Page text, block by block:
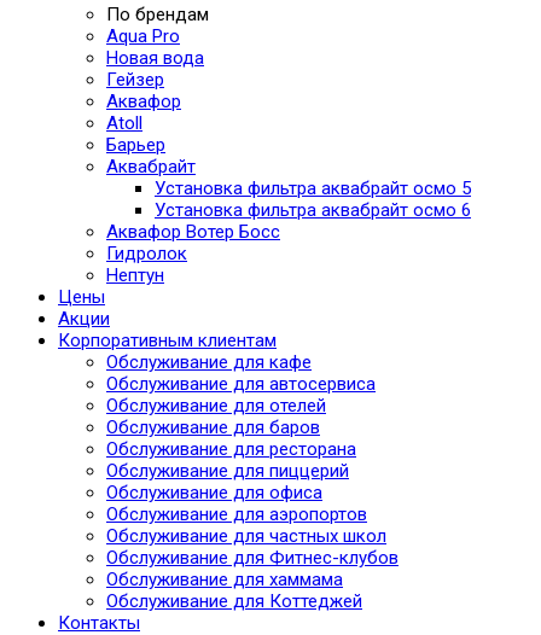
По брендам
Aqua Pro
Новая вода
Гейзер
Аквафор
Atoll
Барьер
Аквабрайт
Установка фильтра аквабрайт осмо 5
Установка фильтра аквабрайт осмо 6
Аквафор Вотер Босс
Гидролок
Нептун
Цены
Акции
Корпоративным клиентам
Обслуживание для кафе
Обслуживание для автосервиса
Обслуживание для отелей
Обслуживание для баров
Обслуживание для ресторана
Обслуживание для пиццерий
Обслуживание для офиса
Обслуживание для аэропортов
Обслуживание для частных школ
Обслуживание для Фитнес-клубов
Обслуживание для хаммама
Обслуживание для Коттеджей
Контакты